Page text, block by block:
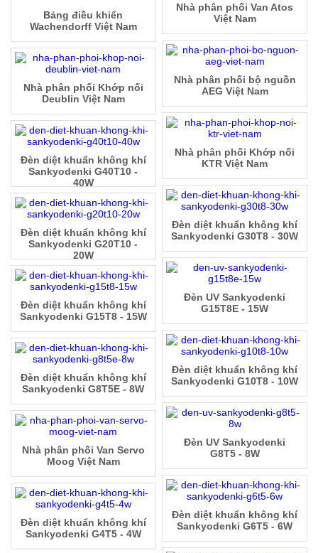
Nhà phân phối Van Atos
Việt Nam
Bảng điều khiển
Wachendorff Việt Nam
Nhà phân phối bộ nguồn
AEG Việt Nam
Nhà phân phối Khớp nối
Deublin Việt Nam
Nhà phân phối Khớp nối
KTR Việt Nam
Đèn diệt khuẩn không khí
Sankyodenki G40T10 -
40W
Đèn diệt khuẩn không khí
Sankyodenki G30T8 - 30W
Đèn diệt khuẩn không khí
Sankyodenki G20T10 -
20W
Đèn UV Sankyodenki
G15T8E - 15W
Đèn diệt khuẩn không khí
Sankyodenki G15T8 - 15W
Đèn diệt khuẩn không khí
Sankyodenki G10T8 - 10W
Đèn diệt khuẩn không khí
Sankyodenki G8T5E - 8W
Đèn UV Sankyodenki
G8T5 - 8W
Nhà phân phối Van Servo
Moog Việt Nam
Đèn diệt khuẩn không khí
Sankyodenki G6T5 - 6W
Đèn diệt khuẩn không khí
Sankyodenki G4T5 - 4W